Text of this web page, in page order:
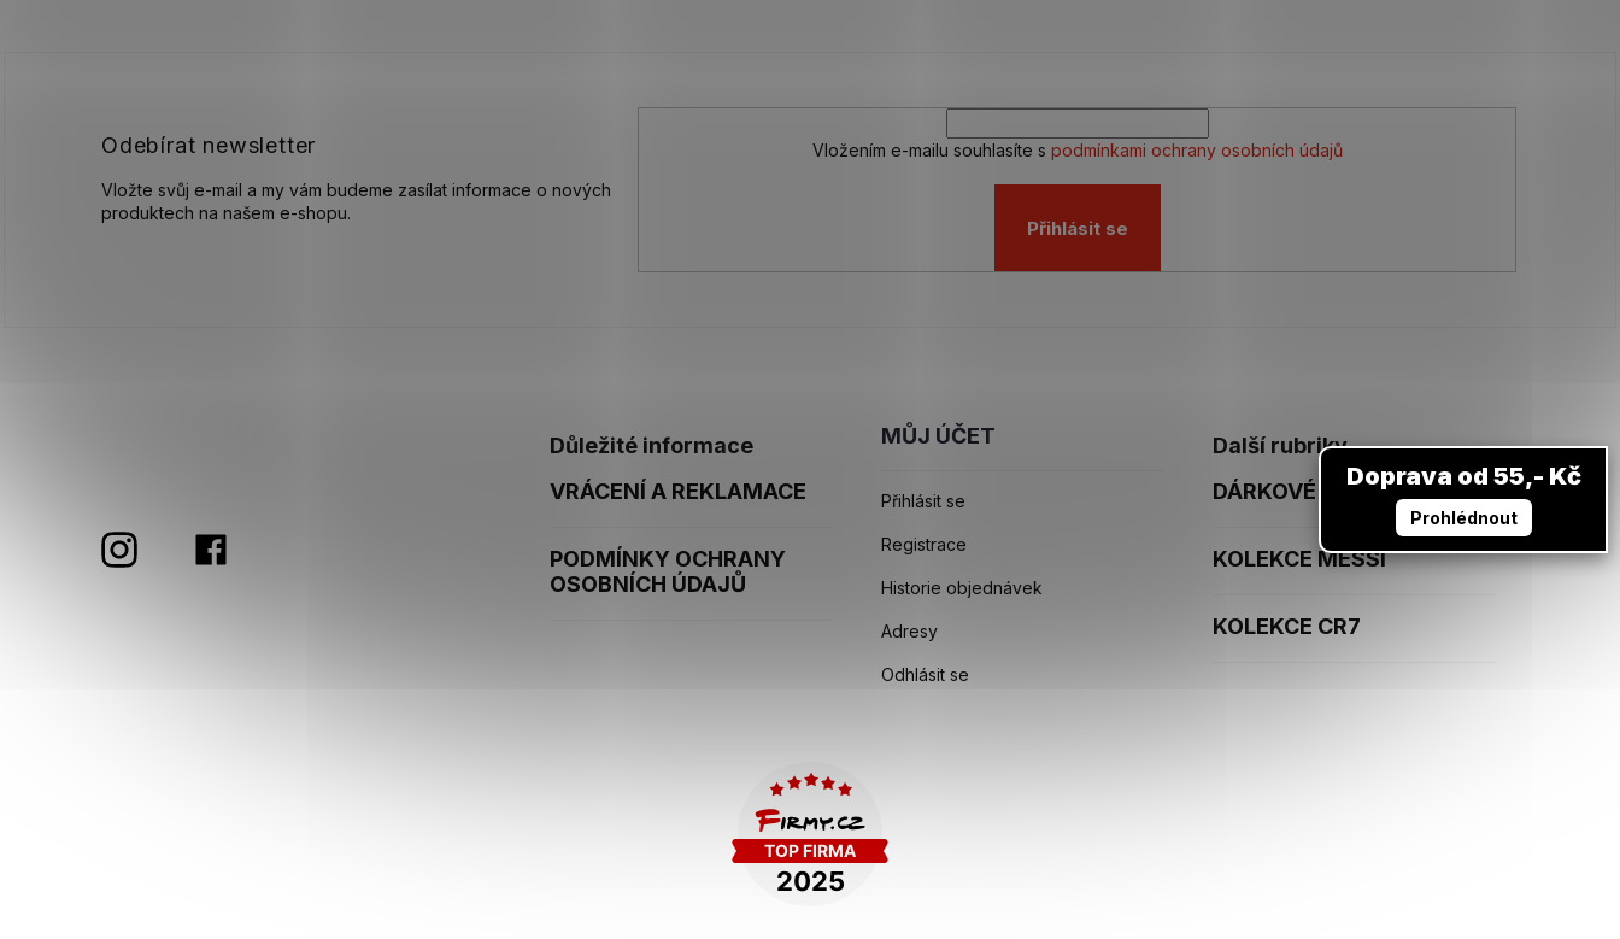
Odebírat newsletter
Vložte svůj e-mail a my vám budeme zasílat informace o nových
produktech na našem e-shopu.
Vložením e-mailu souhlasíte s podmínkami ochrany osobních údajů
Přihlásit se
Důležité informace
VRÁCENÍ A REKLAMACE
PODMÍNKY OCHRANY
OSOBNÍCH ÚDAJŮ
MŮJ ÚČET
Přihlásit se
Registrace
Historie objednávek
Adresy
Odhlásit se
Další rubriky
DÁRKOVÉ POUKAZY
KOLEKCE MESSI
KOLEKCE CR7
Doprava od 55,- Kč
Prohlédnout